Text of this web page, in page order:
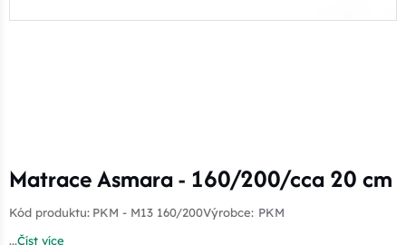
Matrace Asmara - 160/200/cca 20 cm
Kód produktu: PKM - M13 160/200Výrobce: PKM
...Číst více